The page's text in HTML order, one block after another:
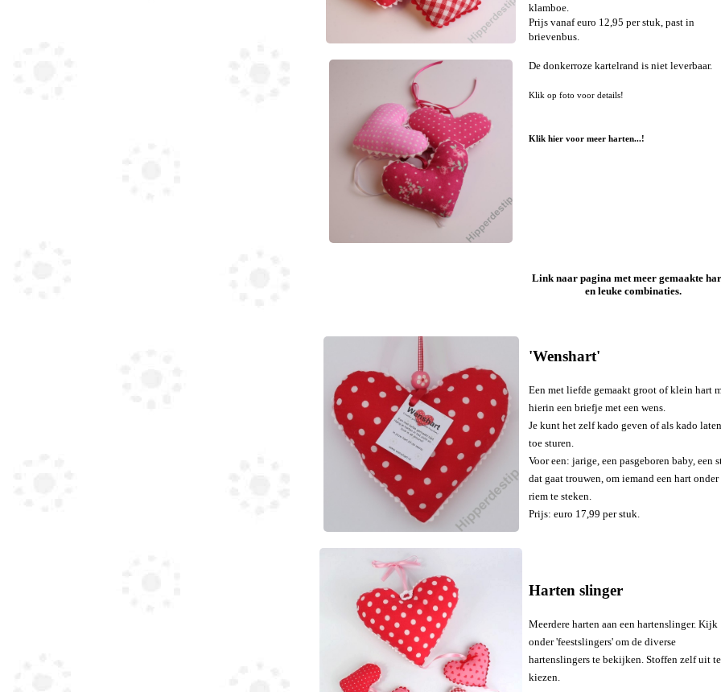
klamboe.
Prijs vanaf euro 12,95 per stuk, past in
brievenbus.
De donkerroze kartelrand is niet leverbaar.
Klik op foto voor details!
Klik hier voor meer harten...!
Link naar pagina met meer gemaakte
en leuke combinaties.
'Wenshart'
Een met liefde gemaakt groot of klein hart
hierin een briefje met een wens.
Je kunt het zelf kado geven of als kado laten
toe sturen.
Voor een: jarige, een pasgeboren baby, een
dat gaat trouwen, om iemand een hart onder
riem te steken.
Prijs: euro 17,99 per stuk.
Harten slinger
Meerdere harten aan een hartenslinger. Kijk
onder 'feestslingers' om de diverse
hartenslingers te bekijken. Stoffen zelf uit te
kiezen.